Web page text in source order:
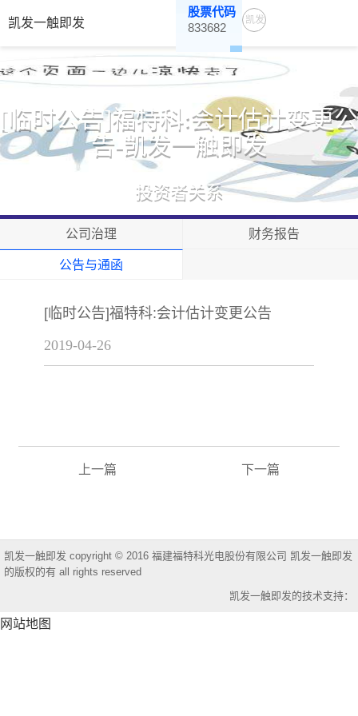
凯发一触即发
股票代码
833682
凯发
即发
[临时公告]福特科:会计估计变更公
告-凯发一触即发
投资者关系
公司治理 财务报告
公告与通函
[临时公告]福特科:会计估计变更公告
2019-04-26
下一篇
上一篇
凯发一触即发 copyright © 2016 福建福特科光电股份有限公司 凯发一触即发
的版权的有 all rights reserved
凯发一触即发的技术支持：
网站地图